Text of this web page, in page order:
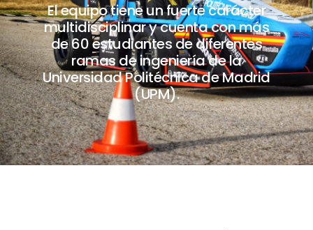
El equipo tiene un fuerte carácter
multidisciplinar y cuenta con más
de 60 estudiantes de diferentes
ramas de ingeniería de la
Universidad Politécnica de Madrid
(UPM).